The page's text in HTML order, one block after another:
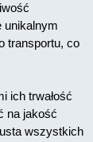
unikalnym
transportu, co
ich trwałość
na jakość
wszystkich